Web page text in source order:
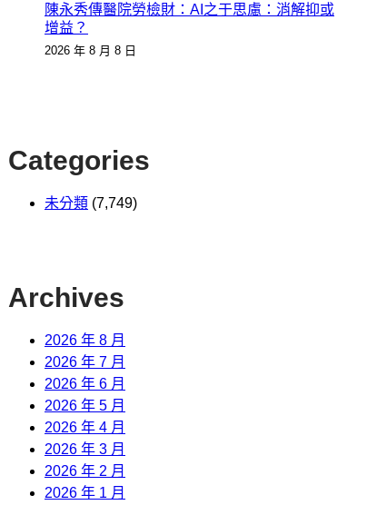
陳永秀傳醫院勞檢財：AI之于思慮：消解抑或
增益？
2026 年 8 月 8 日
Categories
未分類 (7,749)
Archives
2026 年 8 月
2026 年 7 月
2026 年 6 月
2026 年 5 月
2026 年 4 月
2026 年 3 月
2026 年 2 月
2026 年 1 月